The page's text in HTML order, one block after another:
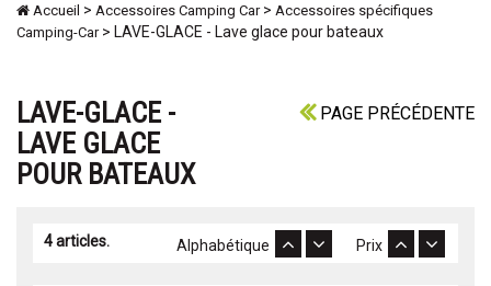
Accueil > Accessoires Camping Car> Accessoires spécifiques
Camping-Car > LAVE-GLACE - Lave glace pour bateaux
PAGE PRÉCÉDENTE
LAVE-GLACE -
LAVE GLACE
POUR BATEAUX
4 articles. Prix
Alphabétique